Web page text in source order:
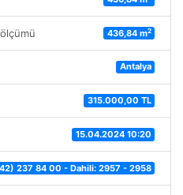
436,84 m2
Antalya
315.000,00 TL
15.04.2024 10:20
237 84 00 - Dahili: 2957 - 2958